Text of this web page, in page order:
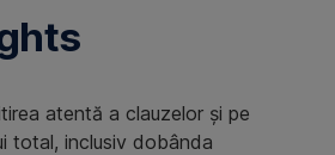
atentă a clauzelor și pe
total, inclusiv dobânda